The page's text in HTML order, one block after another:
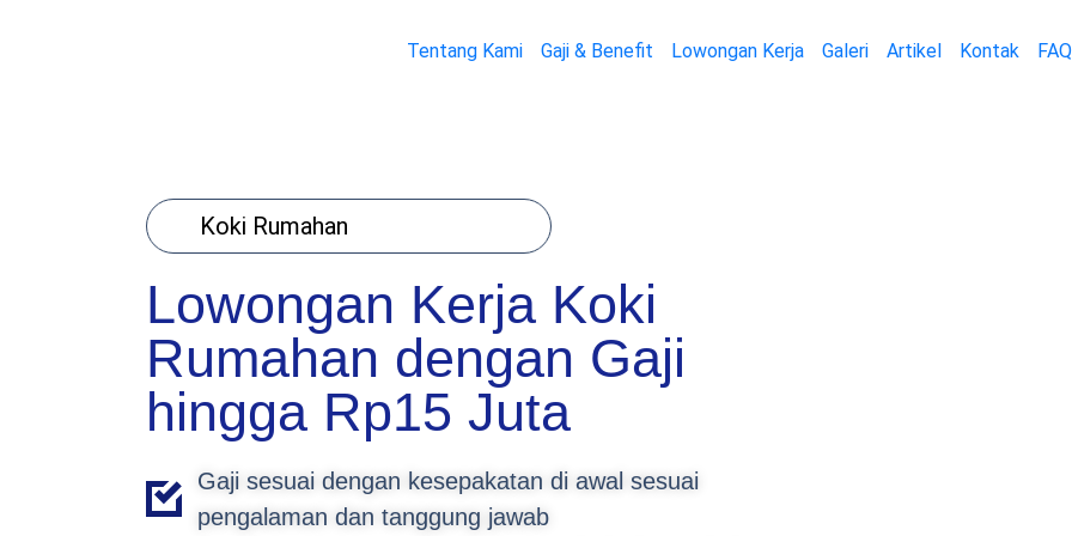
Tentang Kami Gaji & Benefit Lowongan Kerja Galeri Artikel Kontak FAQ
Koki Rumahan
Lowongan Kerja Koki
Rumahan dengan Gaji
hingga Rp15 Juta
Gaji sesuai dengan kesepakatan di awal sesuai
pengalaman dan tanggung jawab